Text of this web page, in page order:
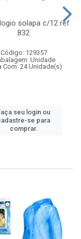
solapa c/12 ref
832
Código: 129357
Unidade
Com: 24 Unidade(s)
seu login ou
se para
comprar.